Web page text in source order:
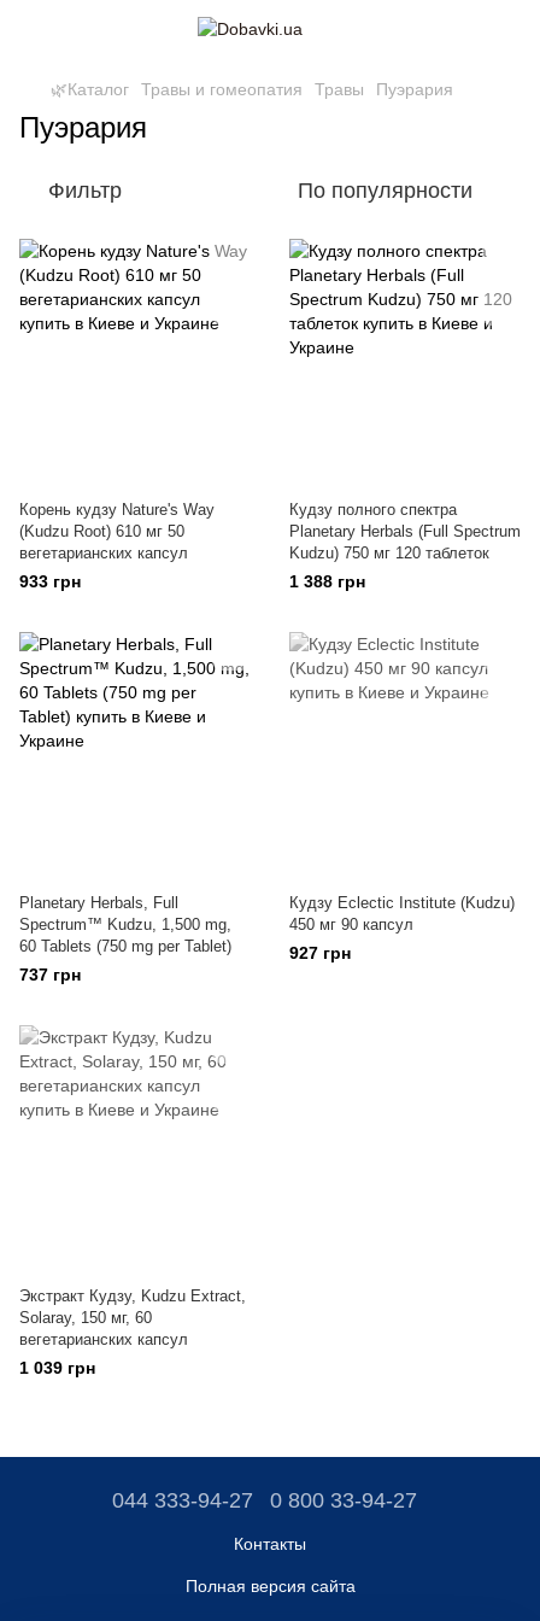
🌿Каталог Травы и гомеопатия Травы Пуэрария
Пуэрария
Фильтр По популярности
Корень кудзу Nature's Way
(Kudzu Root) 610 мг 50
вегетарианских капсул
933 грн
Кудзу полного спектра
Planetary Herbals (Full Spectrum
Kudzu) 750 мг 120 таблеток
1 388 грн
Planetary Herbals, Full
Spectrum™ Kudzu, 1,500 mg,
60 Tablets (750 mg per Tablet)
737 грн
Кудзу Eclectic Institute (Kudzu)
450 мг 90 капсул
927 грн
Экстракт Кудзу, Kudzu Extract,
Solaray, 150 мг, 60
вегетарианских капсул
1 039 грн
044 333-94-27 0 800 33-94-27
Контакты
Полная версия сайта